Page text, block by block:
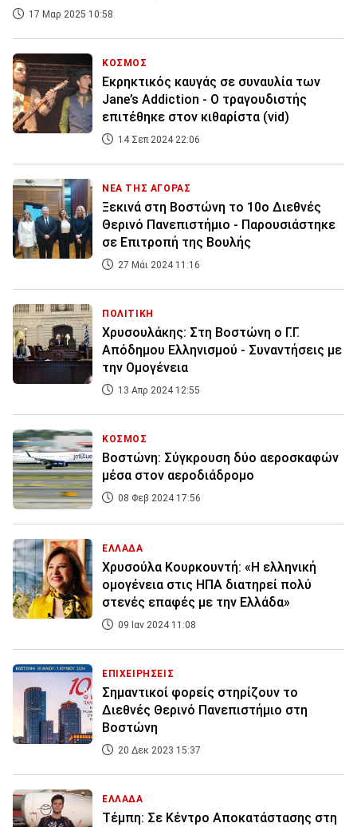
17 Μαρ 2025 10:58
ΚΟΣΜΟΣ
Εκρηκτικός καυγάς σε συναυλία των
Jane’s Addiction - Ο τραγουδιστής
επιτέθηκε στον κιθαρίστα (vid)
14 Σεπ 2024 22:06
ΝΕΑ ΤΗΣ ΑΓΟΡΑΣ
Ξεκινά στη Βοστώνη το 10ο Διεθνές
Θερινό Πανεπιστήμιο - Παρουσιάστηκε
σε Επιτροπή της Βουλής
27 Μάι 2024 11:16
ΠΟΛΙΤΙΚΗ
Χρυσουλάκης: Στη Βοστώνη ο Γ.Γ.
Απόδημου Ελληνισμού - Συναντήσεις με
την Ομογένεια
13 Απρ 2024 12:55
ΚΟΣΜΟΣ
Βοστώνη: Σύγκρουση δύο αεροσκαφών
μέσα στον αεροδιάδρομο
08 Φεβ 2024 17:56
ΕΛΛΑΔΑ
Χρυσούλα Κουρκουντή: «Η ελληνική
ομογένεια στις ΗΠΑ διατηρεί πολύ
στενές επαφές με την Ελλάδα»
09 Ιαν 2024 11:08
ΕΠΙΧΕΙΡΗΣΕΙΣ
Σημαντικοί φορείς στηρίζουν το
Διεθνές Θερινό Πανεπιστήμιο στη
Βοστώνη
20 Δεκ 2023 15:37
ΕΛΛΑΔΑ
Τέμπη: Σε Κέντρο Αποκατάστασης στη